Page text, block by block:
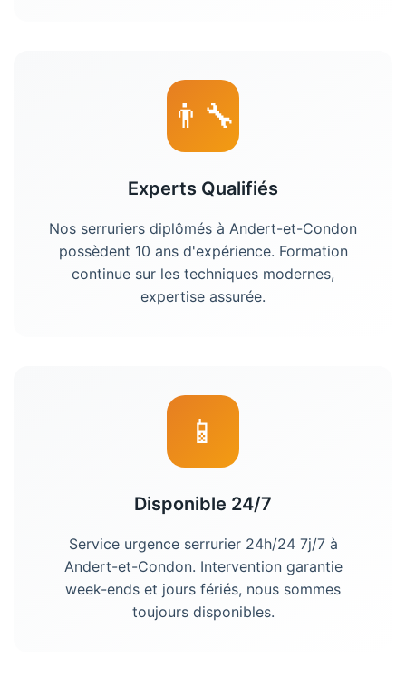
👨‍🔧
Experts Qualifiés
Nos serruriers diplômés à Andert-et-Condon
possèdent 10 ans d'expérience. Formation
continue sur les techniques modernes,
expertise assurée.
📱
Disponible 24/7
Service urgence serrurier 24h/24 7j/7 à
Andert-et-Condon. Intervention garantie
week-ends et jours fériés, nous sommes
toujours disponibles.